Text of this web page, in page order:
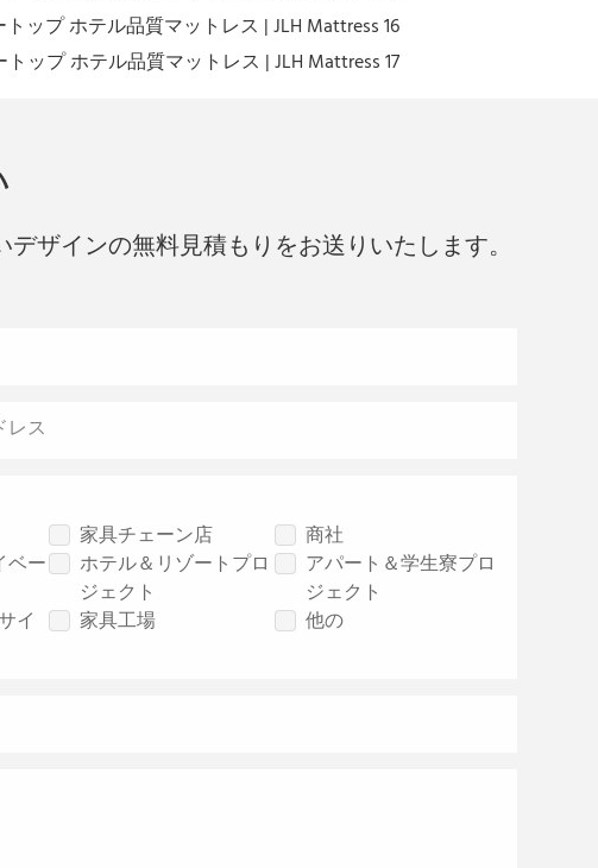
ザインの無料見積もりをお送りいたします。
レス
家具チェーン店
商社
ベー
ホテル＆リゾートプロ
ジェクト
アパート＆学生寮プロ
ジェクト
イ
家具工場 他の